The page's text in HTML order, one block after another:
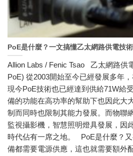
PoE是什麼？一文搞懂乙太網路供電技
Allion Labs / Fenic Tsao 乙太網路供
PoE) 從2003開始至今已經發展多年
現今PoE技術也已經達到供給71W給
備的功能在高功率的幫助下也因此大
制而同時也限制其能力發展。而物聯
監視攝影機，智慧照明燈具發展，因
時代佔有一席之地。 PoE是什麼？
備都需要電源供應，這也就需要額外